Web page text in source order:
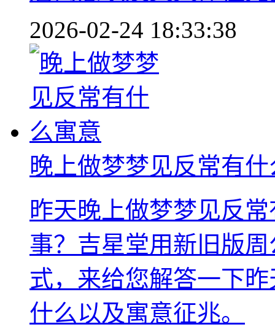
2026-02-24 18:33:38
晚上做梦梦见反常有
昨天晚上做梦梦见反
事？吉星堂用新旧版
式，来给您解答一下
什么以及寓意征兆。